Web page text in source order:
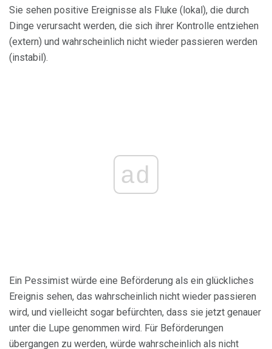
Sie sehen positive Ereignisse als Fluke (lokal), die durch
Dinge verursacht werden, die sich ihrer Kontrolle entziehen
(extern) und wahrscheinlich nicht wieder passieren werden
(instabil).
ad
Ein Pessimist würde eine Beförderung als ein glückliches
Ereignis sehen, das wahrscheinlich nicht wieder passieren
wird, und vielleicht sogar befürchten, dass sie jetzt genauer
unter die Lupe genommen wird. Für Beförderungen
übergangen zu werden, würde wahrscheinlich als nicht